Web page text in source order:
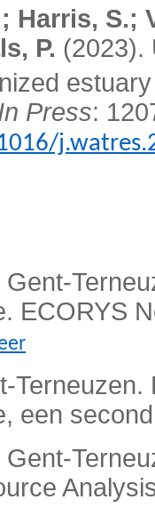
Harris, S.;
P. (2023).
Press:
ECORYS
een